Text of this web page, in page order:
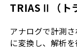
TRIASⅡ （
アナログで計測
に変換し、解析を